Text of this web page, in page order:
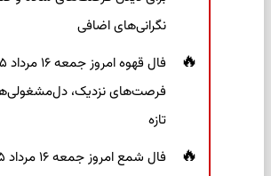
نگرانی‌های اضافی
فرصت‌های نزدیک،
تازه